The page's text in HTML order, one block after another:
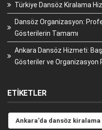
Türkiye Dansöz Kiralama
Dansöz Organizasyon:
Gösterilerin Tamamı
Ankara Dansöz Hizmeti:
Gösteriler ve Organizasyon
ETIKETLER
Ankara'da dansöz kiralama